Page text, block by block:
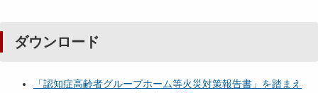
ダウンロード
「認知症高齢者グループホーム等火災対策報告書」を踏まえ